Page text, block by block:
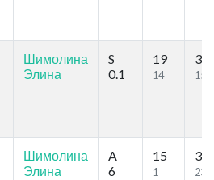
Шимолина
Элина
S
0.1
19
14
35
15
Шимолина
Элина
A
6
15
1
39
23